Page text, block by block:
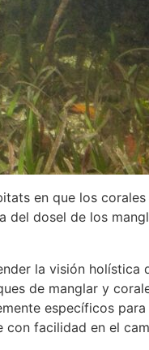
en que los
dosel de los
la visión holística
de manglar y
específicos
facilidad en el